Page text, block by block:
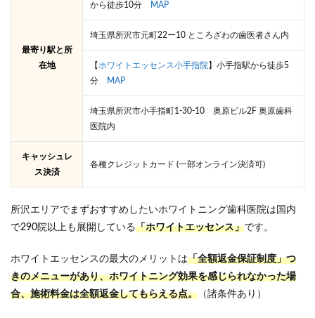
トを
おさ
め
最寄り駅と所
在地
から徒歩10分
MAP
埼玉県所沢市元町22ー10 ところざわの歯医者さん内
【 ホワイトエッセンス小手指院】小手指駅から徒歩5
分
MAP
埼玉県所沢市小手指町1-30-10 奥原ビル2F 奥原歯科
医院内
キャッシュレ
ス決済
各種クレジットカード (一部オンライン決済可)
所沢エリアでまずおすすめしたいホワイトニング歯科医院は国内
で290院以上も展開している「ホワイトエッセンス」です。
ホワイトエッセンスの最大のメリットは「全額返金保証制度」つ
きのメニューがあり、ホワイトニング効果を感じられなかった場
合、施術料金は全額返金してもらえる点。 （諸条件あり）